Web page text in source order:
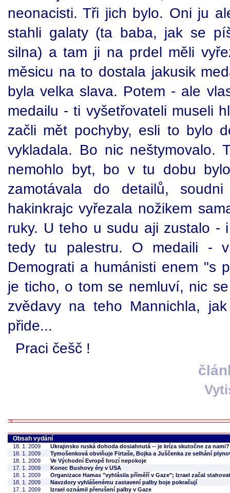
neonacisti. Tři jich bylo. Oni ju
stahli galaty (ta baba, jak se
silna) a tam ji na prdel měli
měsicu na to dostala jakusik
byla velka slava. Potem - ale
medailu - ti vyšetřovateli museli
začli mět pochyby, esli to bylo
vykladala. Bo nic neštymovalo.
nemohlo byt, bo v tu dobu
zamotávala do detailů,
hakinkrajc vyřezala nožikem
ruky. U teho u sudu aji zustalo -
tedy tu palestru. O medaili -
Demograti a humánisti enem "s
je ticho, o tom se nemluví, nic
zvědavy na teho Mannichla,
přide...
Praci češč !
Obsah vydání
18. 1. 2009
Ukrajinsko ruská dohoda dosiahnutá -- je kríza skutočne za nami?
18. 1. 2009
Tymošenková obviňuje Firtaše, Bojka a Juščenka ze selhání
18. 1. 2009
Ve Východní Evropě hrozí nepokoje
17. 1. 2009
Konec Bushovy éry v USA
18. 1. 2009
Organizace Hamas "vyhlásila příměří v Gaze"; Izrael začal
18. 1. 2009
Navzdory vyhlášenému zastavení palby boje pokračují
17. 1. 2009
Izrael oznámil přerušení palby v Gaze